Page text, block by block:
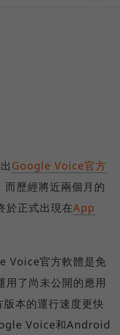
Google Voice官方
而歷經將近兩個月的
正式出現在App
Voice官方軟體是免
了尚未公開的應用
本的運行速度更快
Voice和Android